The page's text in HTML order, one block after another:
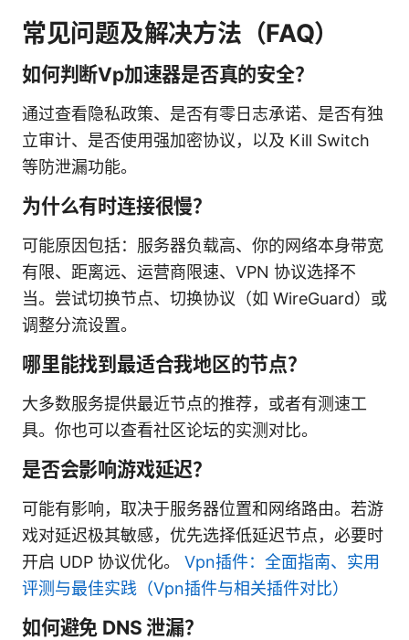
常见问题及解决方法（FAQ）
如何判断Vp加速器是否真的安全？
通过查看隐私政策、是否有零日志承诺、是否有独
立审计、是否使用强加密协议，以及 Kill Switch
等防泄漏功能。
为什么有时连接很慢？
可能原因包括：服务器负载高、你的网络本身带宽
有限、距离远、运营商限速、VPN 协议选择不
当。尝试切换节点、切换协议（如 WireGuard）或
调整分流设置。
哪里能找到最适合我地区的节点？
大多数服务提供最近节点的推荐，或者有测速工
具。你也可以查看社区论坛的实测对比。
是否会影响游戏延迟？
可能有影响，取决于服务器位置和网络路由。若游
戏对延迟极其敏感，优先选择低延迟节点，必要时
开启 UDP 协议优化。 Vpn插件：全面指南、实用
评测与最佳实践（Vpn插件与相关插件对比）
如何避免 DNS 泄漏？